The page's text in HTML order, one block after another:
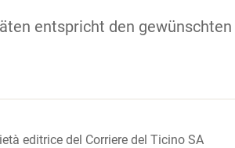
entspricht den gewünschten
editrice del Corriere del Ticino SA